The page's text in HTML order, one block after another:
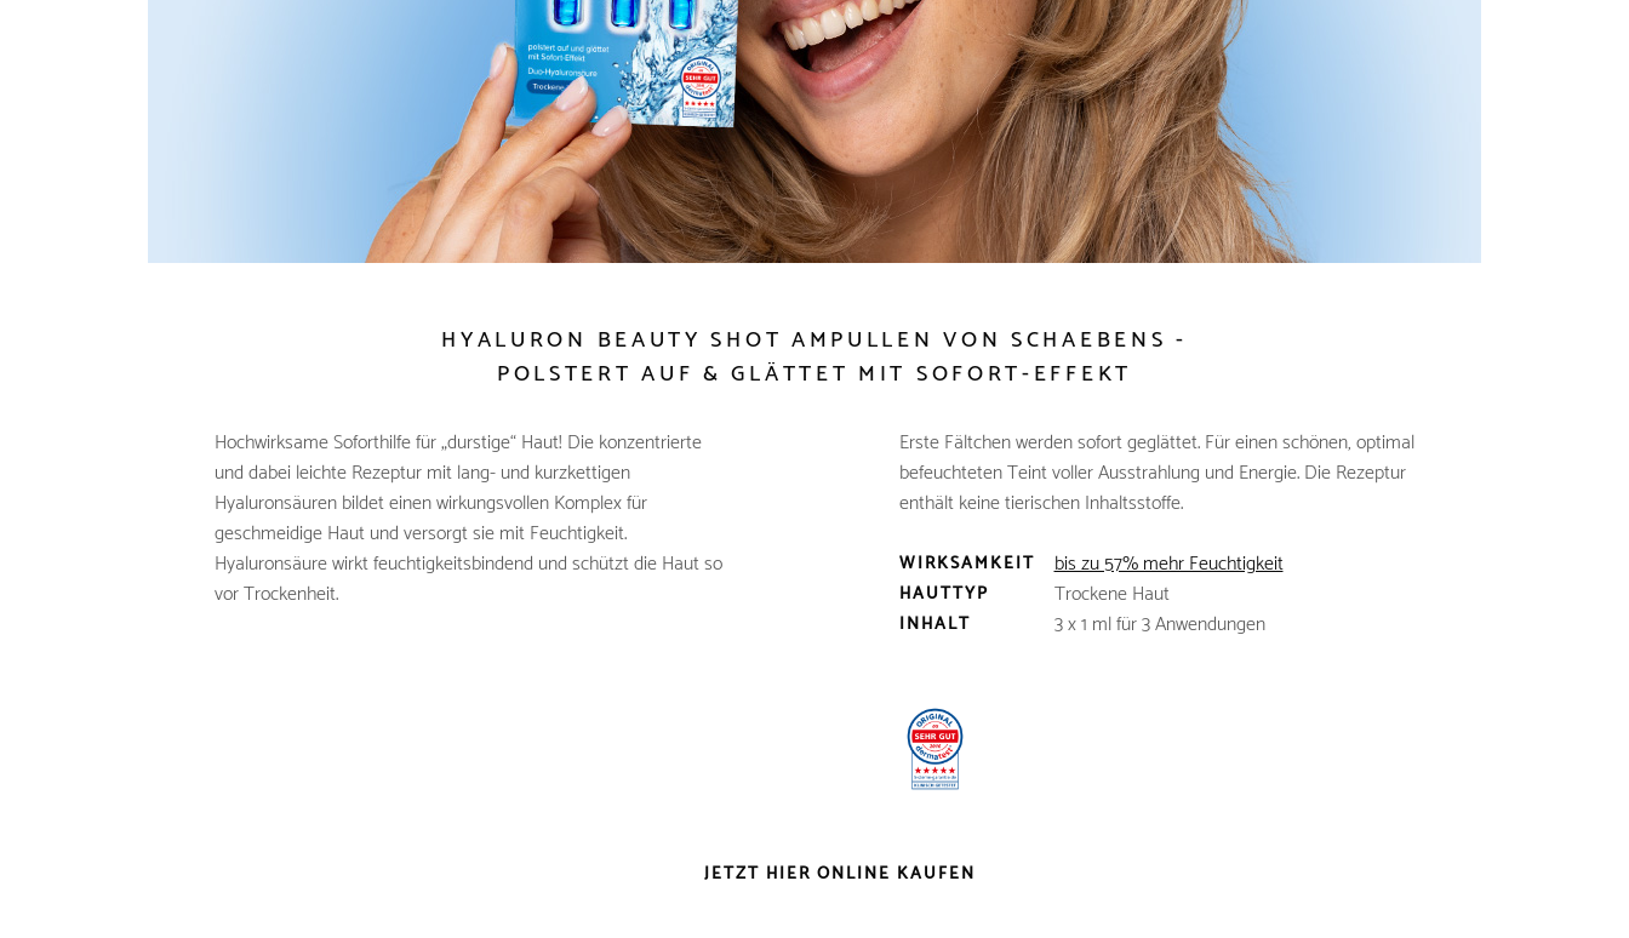
HYALURON BEAUTY SHOT AMPULLEN VON SCHAEBENS -
POLSTERT AUF & GLÄTTET MIT SOFORT-EFFEKT
Hochwirksame Soforthilfe für „durstige“ Haut! Die konzentrierte
und dabei leichte Rezeptur mit lang- und kurzkettigen
Hyaluronsäuren bildet einen wirkungsvollen Komplex für
geschmeidige Haut und versorgt sie mit Feuchtigkeit.
Hyaluronsäure wirkt feuchtigkeitsbindend und schützt die Haut so
vor Trockenheit.
Erste Fältchen werden sofort geglättet. Für einen schönen, optimal
befeuchteten Teint voller Ausstrahlung und Energie. Die Rezeptur
enthält keine tierischen Inhaltsstoffe.
WIRKSAMKEIT bis zu 57% mehr Feuchtigkeit
HAUTTYP Trockene Haut
INHALT 3 x 1 ml für 3 Anwendungen
JETZT HIER ONLINE KAUFEN